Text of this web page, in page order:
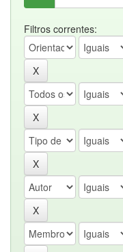
Filtros correntes: